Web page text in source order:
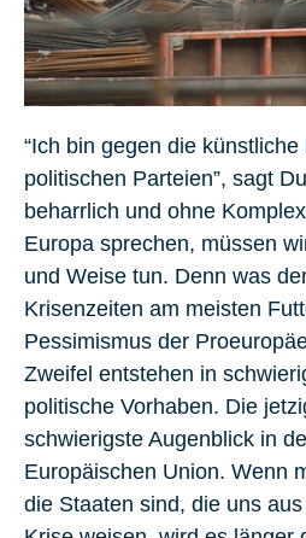
“Ich bin gegen die
politischen Parteien”, sagt
beharrlich und ohne
Europa sprechen, müssen
und Weise tun. Denn was
Krisenzeiten am meisten
Pessimismus der
Zweifel entstehen in
politische Vorhaben. Die
schwierigste Augenblick in
Europäischen Union. Wenn
die Staaten sind, die uns